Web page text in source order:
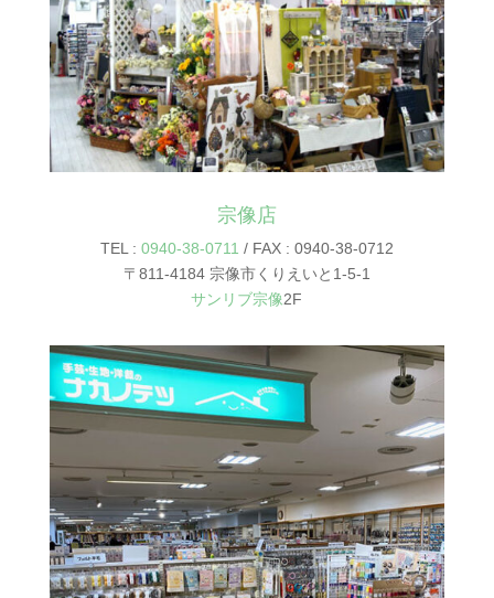
宗像店
TEL : 0940-38-0711 / FAX : 0940-38-0712
〒811-4184 宗像市くりえいと1-5-1
サンリブ宗像2F